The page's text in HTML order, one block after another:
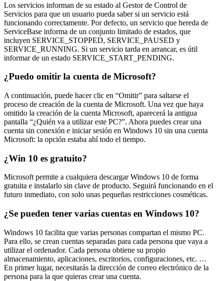
Los servicios informan de su estado al Gestor de Control de
Servicios para que un usuario pueda saber si un servicio está
funcionando correctamente. Por defecto, un servicio que hereda de
ServiceBase informa de un conjunto limitado de estados, que
incluyen SERVICE_STOPPED, SERVICE_PAUSED y
SERVICE_RUNNING. Si un servicio tarda en arrancar, es útil
informar de un estado SERVICE_START_PENDING.
¿Puedo omitir la cuenta de Microsoft?
A continuación, puede hacer clic en “Omitir” para saltarse el
proceso de creación de la cuenta de Microsoft. Una vez que haya
omitido la creación de la cuenta Microsoft, aparecerá la antigua
pantalla “¿Quién va a utilizar este PC?”. Ahora puedes crear una
cuenta sin conexión e iniciar sesión en Windows 10 sin una cuenta
Microsoft: la opción estaba ahí todo el tiempo.
¿Win 10 es gratuito?
Microsoft permite a cualquiera descargar Windows 10 de forma
gratuita e instalarlo sin clave de producto. Seguirá funcionando en el
futuro inmediato, con solo unas pequeñas restricciones cosméticas.
¿Se pueden tener varias cuentas en Windows 10?
Windows 10 facilita que varias personas compartan el mismo PC.
Para ello, se crean cuentas separadas para cada persona que vaya a
utilizar el ordenador. Cada persona obtiene su propio
almacenamiento, aplicaciones, escritorios, configuraciones, etc. …
En primer lugar, necesitarás la dirección de correo electrónico de la
persona para la que quieras crear una cuenta.